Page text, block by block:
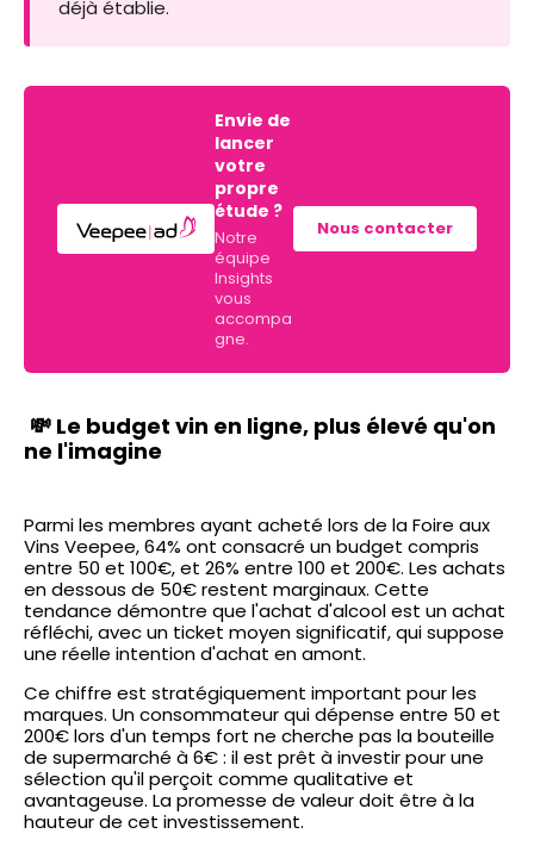
déjà établie.
Envie de
lancer
votre
propre
étude ?
Notre
équipe
Insights
vous
accompa
gne.
Nous contacter
💸 Le budget vin en ligne, plus élevé qu'on
ne l'imagine
Parmi les membres ayant acheté lors de la Foire aux
Vins Veepee, 64% ont consacré un budget compris
entre 50 et 100€, et 26% entre 100 et 200€. Les achats
en dessous de 50€ restent marginaux. Cette
tendance démontre que l'achat d'alcool est un achat
réfléchi, avec un ticket moyen significatif, qui suppose
une réelle intention d'achat en amont.
Ce chiffre est stratégiquement important pour les
marques. Un consommateur qui dépense entre 50 et
200€ lors d'un temps fort ne cherche pas la bouteille
de supermarché à 6€ : il est prêt à investir pour une
sélection qu'il perçoit comme qualitative et
avantageuse. La promesse de valeur doit être à la
hauteur de cet investissement.